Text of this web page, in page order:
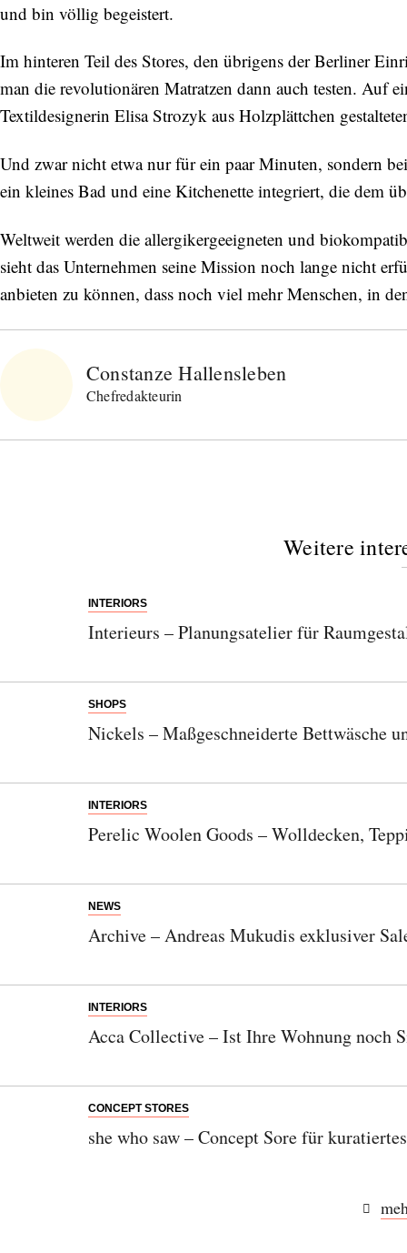
und bin völlig begeistert.
Im hinteren Teil des Stores, den übrigens der Berliner
man die revolutionären Matratzen dann auch testen. Auf
Textildesignerin Elisa Strozyk aus Holzplättchen
Und zwar nicht etwa nur für ein paar Minuten, sondern
ein kleines Bad und eine Kitchenette integriert, die dem
Weltweit werden die allergikergeeigneten und
sieht das Unternehmen seine Mission noch lange nicht
anbieten zu können, dass noch viel mehr Menschen, in
Constanze Hallensleben
Chefredakteurin
Weitere
INTERIORS
Interieurs – Planungsatelier für
SHOPS
Nickels – Maßgeschneiderte Bettwäsche
INTERIORS
Perelic Woolen Goods – Wolldecken,
NEWS
Archive – Andreas Mukudis exklusiver
INTERIORS
Acca Collective – Ist Ihre Wohnung noch
CONCEPT STORES
she who saw – Concept Sore für